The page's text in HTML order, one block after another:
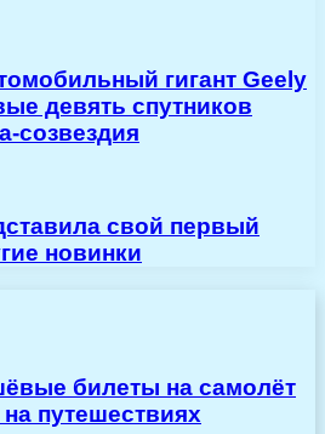
гигант Geely
девять спутников
созвездия
свой первый
новинки
билеты на самолёт
путешествиях